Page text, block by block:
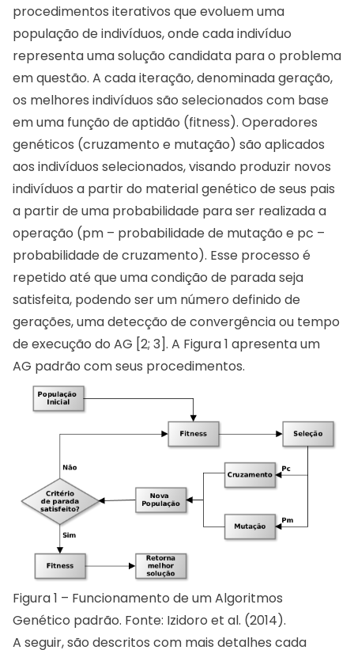
procedimentos iterativos que evoluem uma
população de indivíduos, onde cada indivíduo
representa uma solução candidata para o problema
em questão. A cada iteração, denominada geração,
os melhores indivíduos são selecionados com base
em uma função de aptidão (fitness). Operadores
genéticos (cruzamento e mutação) são aplicados
aos indivíduos selecionados, visando produzir novos
indivíduos a partir do material genético de seus pais
a partir de uma probabilidade para ser realizada a
operação (pm – probabilidade de mutação e pc –
probabilidade de cruzamento). Esse processo é
repetido até que uma condição de parada seja
satisfeita, podendo ser um número definido de
gerações, uma detecção de convergência ou tempo
de execução do AG [2; 3]. A Figura 1 apresenta um
AG padrão com seus procedimentos.
Figura 1 – Funcionamento de um Algoritmos
Genético padrão. Fonte: Izidoro et al. (2014).
A seguir, são descritos com mais detalhes cada